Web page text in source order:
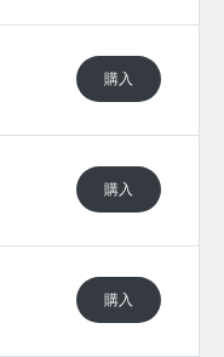
, diamondsupplyco)
購入
購入
購入